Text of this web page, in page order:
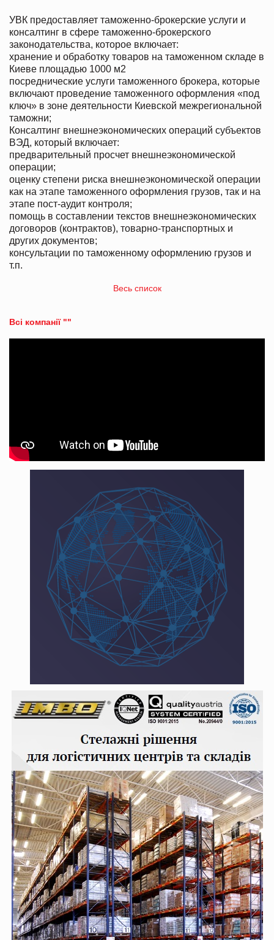
УВК предоставляет таможенно-брокерские услуги и
консалтинг в сфере таможенно-брокерского
законодательства, которое включает:
хранение и обработку товаров на таможенном складе в
Киеве площадью 1000 м2
посреднические услуги таможенного брокера, которые
включают проведение таможенного оформления «под
ключ» в зоне деятельности Киевской межрегиональной
таможни;
Консалтинг внешнеэкономических операций субъектов
ВЭД, который включает:
предварительный просчет внешнеэкономической
операции;
оценку степени риска внешнеэкономической операции
как на этапе таможенного оформления грузов, так и на
этапе пост-аудит контроля;
помощь в составлении текстов внешнеэкономических
договоров (контрактов), товарно-транспортных и
других документов;
консультации по таможенному оформлению грузов и
т.п.
Весь список
Всі компанії ""